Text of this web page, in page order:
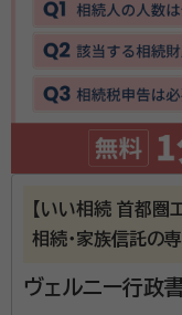
事務所口コミ（抜粋）：
account_circle 満足度 5.0
ご
面談の感想
費用は何処もあまり変
契約後の感想
話し方も丁寧でわかり
資格等：
入国管理局申
ニング技能士
所属団体：
日本行政書
【いい相続 首都圏
相続・家族信託の
ヴェルニー行政